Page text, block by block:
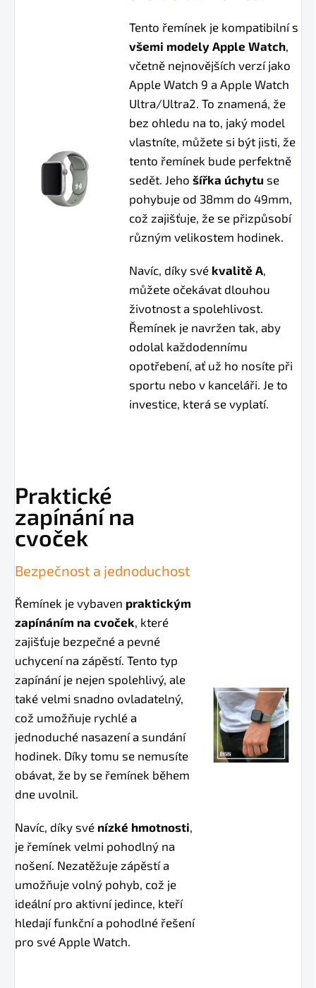
Tento řemínek je kompatibilní s
všemi modely Apple Watch,
včetně nejnovějších verzí jako
Apple Watch 9 a Apple Watch
Ultra/Ultra2. To znamená, že
bez ohledu na to, jaký model
vlastníte, můžete si být jisti, že
tento řemínek bude perfektně
sedět. Jehošířka úchytu se
pohybuje od 38mm do 49mm,
což zajišťuje, že se přizpůsobí
různým velikostem hodinek.
Navíc, díky své kvalitě A,
můžete očekávat dlouhou
životnost a spolehlivost.
Řemínek je navržen tak, aby
odolal každodennímu
opotřebení, ať už ho nosíte při
sportu nebo v kanceláři. Je to
investice, která se vyplatí.
Praktické
zapínání na
cvoček
Bezpečnost a jednoduchost
Řemínek je vybaven praktickým
zapínáním na cvoček, které
zajišťuje bezpečné a pevné
uchycení na zápěstí. Tento typ
zapínání je nejen spolehlivý, ale
také velmi snadno ovladatelný,
což umožňuje rychlé a
jednoduché nasazení a sundání
hodinek. Díky tomu se nemusíte
obávat, že by se řemínek během
dne uvolnil.
Navíc, díky své nízké hmotnosti,
je řemínek velmi pohodlný na
nošení. Nezatěžuje zápěstí a
umožňuje volný pohyb, což je
ideální pro aktivní jedince, kteří
hledají funkční a pohodlné řešení
pro své Apple Watch.